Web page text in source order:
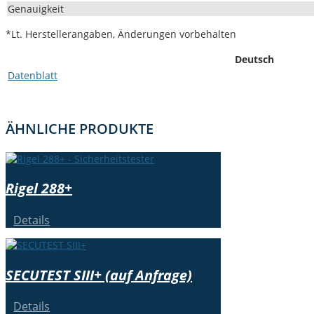
Genauigkeit
*Lt. Her­stellerangaben, Änderun­gen vorbehalten
Deutsch
Daten­blatt
ÄHN­LICHE PRODUKTE
Rigel 288+
Details
SECUTEST SIII+ (auf Anfrage)
Details